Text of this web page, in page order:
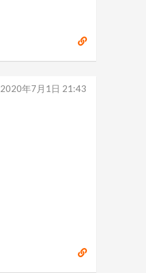
2020年7月1日 21:43